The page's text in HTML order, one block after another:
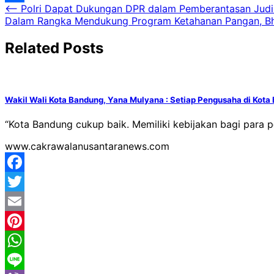
Mail
Share
Navigasi
pos
⟵ Polri Dapat Dukungan DPR dalam Pemberantasan
Dalam Rangka Mendukung Program Ketahanan Pangan,
Related Posts
Wakil Wali Kota Bandung, Yana Mulyana : Setiap Pengusaha di
“Kota Bandung cukup baik. Memiliki kebijakan bagi para
www.cakrawalanusantaranews.com
Facebook
Twitter
Email
Pinterest
WhatsApp